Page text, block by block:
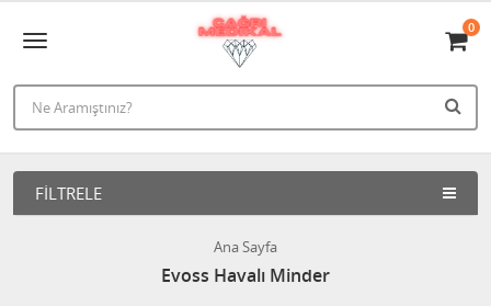
0
FILTRELE
Ana Sayfa
Evoss Havalı Minder